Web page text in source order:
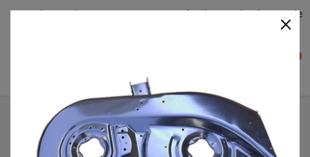
Plateaudecoupe.com : Trouver facilement le plateau de
Accueil
Plateau de coupe
Plateau de coupe 96 cm 68304264CS pour Staub SAEL 97
- 13 T - 13BH77KF632 (2012)
×